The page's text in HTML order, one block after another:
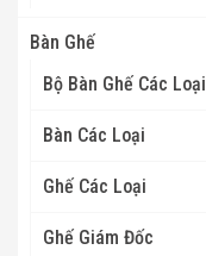
Bàn Ghế
Bộ Bàn Ghế Các Loại
Bàn Các Loại
Ghế Các Loại
Ghế Giám Đốc